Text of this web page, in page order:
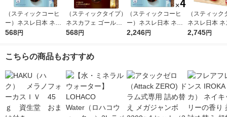
（スティックコーヒ
ー）ネスレ日本 ネス
カフェ アイスブレン
568円
（スティックタイプ）
ネスカフェ ゴールド
ブレンド コク深めス
タントコーヒー 無糖
568円
（スティックコーヒ
ー）ネスレ日本 ネス
カフェ アイスブレン
2,246円
（スティック
ネスレ日本
ェ エクセラ
2,745円
こちらの商品もおすすめ